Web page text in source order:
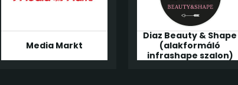
Media Markt
Diaz Beauty & Shape
(alakformáló
infrashape szalon)